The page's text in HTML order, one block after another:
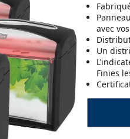
avec
Un
Finies